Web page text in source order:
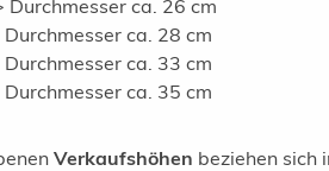
Durchmesser ca. 26 cm
ca. 28 cm
ca. 33 cm
ca. 35 cm
Verkaufshöhen beziehen sich